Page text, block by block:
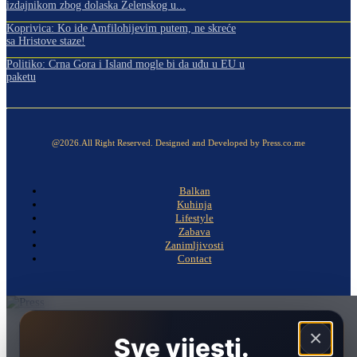
izdajnikom zbog dolaska Zelenskog u...
Koprivica: Ko ide Amfilohijevim putem, ne skreće
sa Hristove staze!
Politiko: Crna Gora i Island mogle bi da uđu u EU u
paketu
@2026.All Right Reserved. Designed and Developed by Press.co.me
Balkan
Kuhinja
Lifestyle
Zabava
Zanimljivosti
Contact
×
Sve vijesti.